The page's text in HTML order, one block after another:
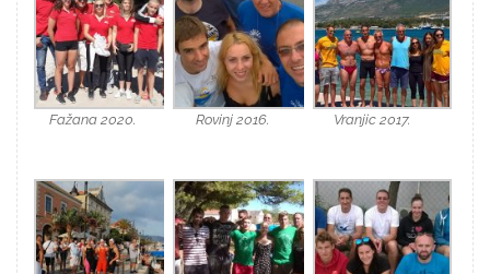
Fažana 2020. Rovinj 2016. Vranjic 2017.